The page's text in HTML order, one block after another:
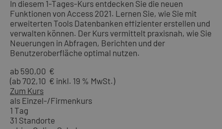
In diesem 1-Tages-Kurs entdecken Sie die neuen
Funktionen von Access 2021. Lernen Sie, wie Sie mit
erweiterten Tools Datenbanken effizienter erstellen und
verwalten können. Der Kurs vermittelt praxisnah, wie Sie
Neuerungen in Abfragen, Berichten und der
Benutzeroberfläche optimal nutzen.
ab 590,00 €
(ab 702,10 € inkl. 19 % MwSt.)
Zum Kurs
als Einzel-/Firmenkurs
1 Tag
31 Standorte